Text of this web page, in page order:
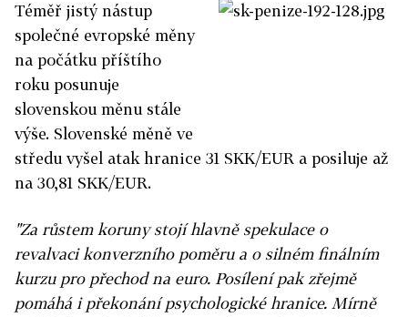
Téměř jistý nástup
společné evropské měny
na počátku příštího
roku posunuje
slovenskou měnu stále
výše. Slovenské měně ve
středu vyšel atak hranice 31 SKK/EUR a posiluje až
na 30,81 SKK/EUR.
"Za růstem koruny stojí hlavně spekulace o
revalvaci konverzního poměru a o silném finálním
kurzu pro přechod na euro. Posílení pak zřejmě
pomáhá i překonání psychologické hranice. Mírně